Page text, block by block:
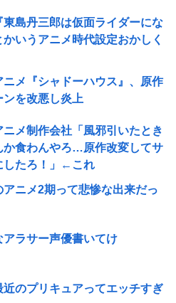
東島丹三郎は仮面ライダーにな
かいうアニメ時代設定おかしく
ニメ『シャドーハウス』、原作
ンを改悪し炎上
ニメ制作会社「風邪引いたとき
か食わんやろ…原作改変してサ
したろ！」←これ
アニメ2期って悲惨な出来だっ
アラサー声優書いてけ
近のプリキュアってエッチすぎ